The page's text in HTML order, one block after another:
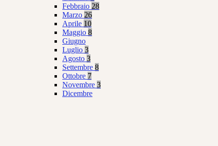
Febbraio 28
Marzo 26
Aprile 10
Maggio 8
Giugno
Luglio 3
Agosto 3
Settembre 8
Ottobre 7
Novembre 3
Dicembre